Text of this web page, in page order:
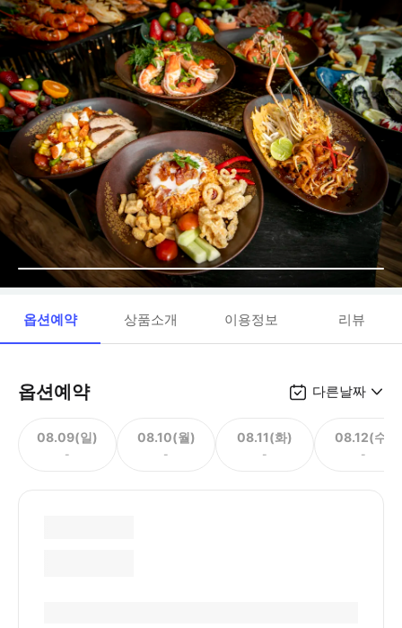
옵션예약 상품소개 이용정보 리뷰
옵션예약 다른날짜
08.09(일)
-
08.10(월)
-
08.11(화)
-
08.12(수)
-